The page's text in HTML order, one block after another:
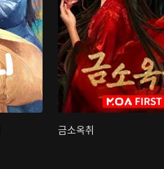
금소옥취